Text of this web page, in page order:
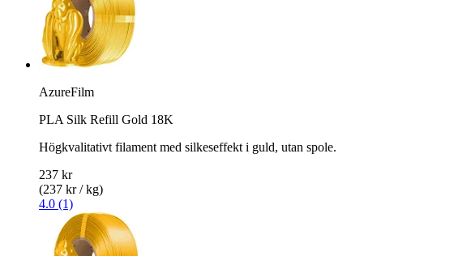
AzureFilm
PLA Silk Refill Gold 18K
Högkvalitativt filament med silkeseffekt i guld, utan spole.
237 kr
(237 kr / kg)
4.0 (1)